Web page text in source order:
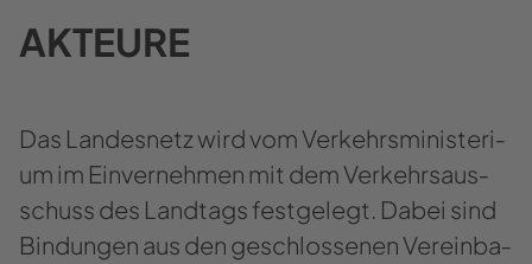
AK­TEU­RE
Das Lan­des­netz wird vom Ver­kehrs­mi­nis­te­ri­
um im Ein­ver­neh­men mit dem Ver­kehrs­aus­
schuss des Land­tags fest­ge­legt. Dabei sind
Bin­dun­gen aus den ge­schlos­se­nen Ver­ein­ba­